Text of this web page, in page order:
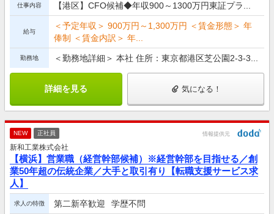
仕事内容 【港区】CFO候補◆年収900～1300万円東証プラ...
給与
＜予定年収＞ 900万円～1,300万円 ＜賃金形態＞ 年
俸制 ＜賃金内訳＞ 年...
勤務地 ＜勤務地詳細＞ 本社 住所：東京都港区芝公園2-3-3...
詳細を見る 気になる！
NEW 正社員 情報提供元
新和工業株式会社
【横浜】営業職（経営幹部候補）※経営幹部を目指せる／創
業50年超の伝統企業／大手と取引有り【転職支援サービス求
人】
求人の特徴 第二新卒歓迎 学歴不問